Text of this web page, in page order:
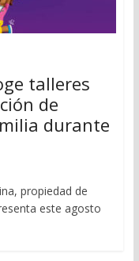
talleres
de
durante
propiedad de
este agosto